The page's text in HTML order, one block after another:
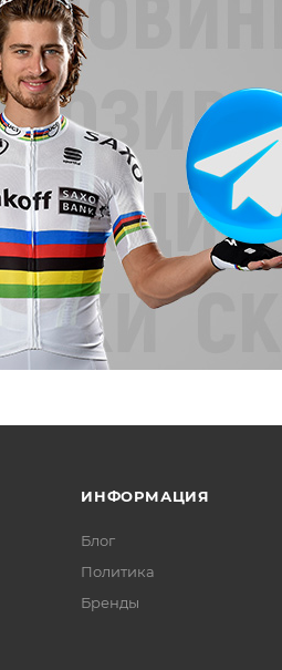
ИНФОРМАЦИЯ
Блог
Политика
Бренды